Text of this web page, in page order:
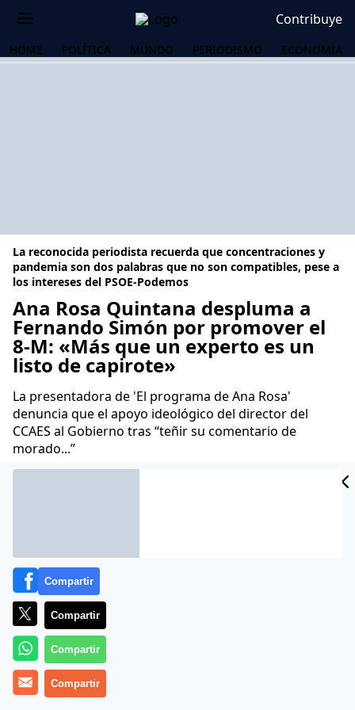
Contribuye
HOME POLÍTICA MUNDO PERIODISMO ECONOMÍA
La reconocida periodista recuerda que concentraciones y
pandemia son dos palabras que no son compatibles, pese a
los intereses del PSOE-Podemos
Ana Rosa Quintana despluma a
Fernando Simón por promover el
8-M: «Más que un experto es un
listo de capirote»
La presentadora de 'El programa de Ana Rosa'
denuncia que el apoyo ideológico del director del
CCAES al Gobierno tras “teñir su comentario de
morado...”
José Antonio Puglisi
Compartir
Compartir
Compartir
Compartir